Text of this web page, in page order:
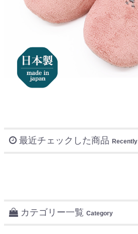
最近チェックした商品 Recently
カテゴリー一覧 Category